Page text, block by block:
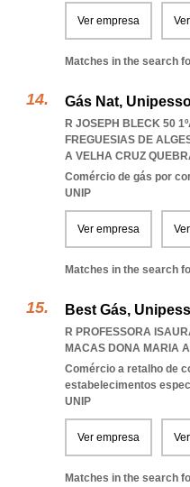
Ver empresa
Matches in the search
Gás Nat,
R JOSEPH BLECK 50
FREGUESIAS DE
A VELHA CRUZ
Comércio de gás por
UNIP
Ver empresa
Matches in the search
Best Gás,
R PROFESSORA
MACAS DONA MARIA
Comércio a retalho de
estabelecimentos
UNIP
Ver empresa
Matches in the search